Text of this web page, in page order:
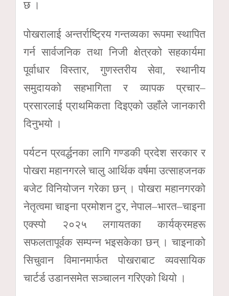
छ ।
पोखरालाई अन्तर्राष्ट्रिय गन्तव्यका रूपमा स्थापित
गर्न सार्वजनिक तथा निजी क्षेत्रको सहकार्यमा
पूर्वाधार विस्तार, गुणस्तरीय सेवा, स्थानीय
समुदायको सहभागिता र व्यापक प्रचार–
प्रसारलाई प्राथमिकता दिइएको उहाँले जानकारी
दिनुभयो ।
पर्यटन प्रवर्द्धनका लागि गण्डकी प्रदेश सरकार र
पोखरा महानगरले चालु आर्थिक वर्षमा उत्साहजनक
बजेट विनियोजन गरेका छन् । पोखरा महानगरको
नेतृत्वमा चाइना प्रमोशन टुर, नेपाल–भारत–चाइना
एक्स्पो २०२५ लगायतका कार्यक्रमहरू
सफलतापूर्वक सम्पन्न भइसकेका छन् । चाइनाको
सिचुवान विमानमार्फत पोखराबाट व्यवसायिक
चार्टर्ड उडानसमेत सञ्चालन गरिएको थियो ।